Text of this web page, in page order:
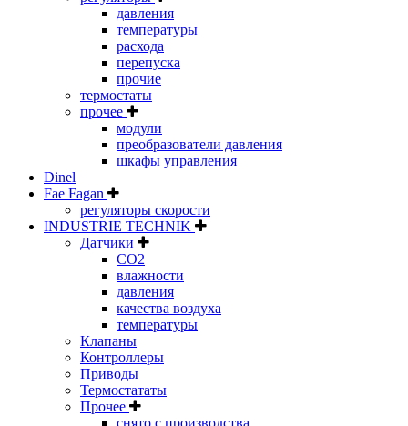
давления
температуры
расхода
перепуска
прочие
термостаты
прочее
модули
преобразователи давления
шкафы управления
Dinel
Fae Fagan
регуляторы скорости
INDUSTRIE TECHNIK
Датчики
CO2
влажности
давления
качества воздуха
температуры
Клапаны
Контроллеры
Приводы
Термостататы
Прочее
снято с производства